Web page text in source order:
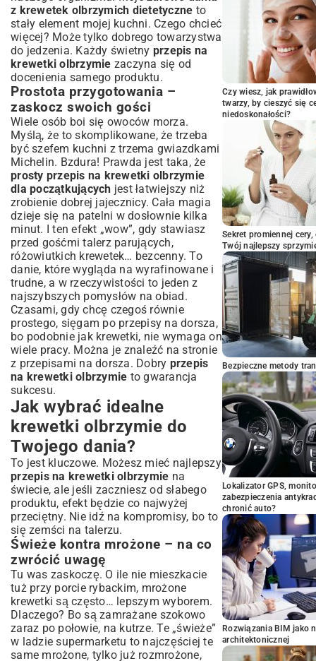
lato
Krewetki olbrzymie z grilla – smak lata
przez cały rok
Z czym podawać krewetki olbrzymie?
Perfekcyjne połączenia
Sosy, które idealnie dopełnią smak
Ryż, makaron czy świeże warzywa – co
wybrać?
Unikaj najczęstszych błędów – jak
gotować krewetki olbrzymie perfekcyjnie
Przejrzałość – wróg krewetek
Właściwe przyprawienie – klucz do
sukcesu
Krewetki olbrzymie – uczta dla
podniebienia na każdą okazję
z krewetek olbrzymich dietetyczne to
stały element mojej kuchni. Czego chcieć
więcej? Może tylko dobrego towarzystwa
do jedzenia. Każdy świetny przepis na
krewetki olbrzymie zaczyna się od
docenienia samego produktu.
Prostota przygotowania –
zaskocz swoich gości
Wiele osób boi się owoców morza.
Myślą, że to skomplikowane, że trzeba
być szefem kuchni z trzema gwiazdkami
Michelin. Bzdura! Prawda jest taka, że
prosty przepis na krewetki olbrzymie
dla początkujących jest łatwiejszy niż
zrobienie dobrej jajecznicy. Cała magia
dzieje się na patelni w dosłownie kilka
minut. I ten efekt „wow”, gdy stawiasz
przed gośćmi talerz parujących,
różowiutkich krewetek… bezcenny. To
danie, które wygląda na wyrafinowane i
trudne, a w rzeczywistości to jeden z
najszybszych pomysłów na obiad.
Czasami, gdy chcę czegoś równie
prostego, sięgam po przepisy na dorsza,
bo podobnie jak krewetki, nie wymaga on
wiele pracy. Można je znaleźć na stronie
z przepisami na dorsza. Dobry przepis
na krewetki olbrzymie to gwarancja
sukcesu.
Jak wybrać idealne
krewetki olbrzymie do
Twojego dania?
To jest kluczowe. Możesz mieć najlepszy
przepis na krewetki olbrzymie na
świecie, ale jeśli zaczniesz od słabego
produktu, efekt będzie co najwyżej
przeciętny. Nie idź na kompromisy, bo to
się zemści na talerzu.
Świeże kontra mrożone – na co
zwrócić uwagę
Tu was zaskoczę. O ile nie mieszkacie
tuż przy porcie rybackim, mrożone
krewetki są często… lepszym wyborem.
Dlaczego? Bo są zamrażane szokowo
zaraz po połowie, na kutrze. Te „świeże”
w ladzie supermarketu to najczęściej te
same mrożone, tylko już rozmrożone,
Czy wiesz, jak
twarzy, by cieszyć się
niedoskonałości?
Sekret promiennej
Twój najlepszy
Bezpieczne metody
Lokalizator GPS,
zabezpieczenia
chronić auto?
Rozwiązania BIM jako
architektonicznej